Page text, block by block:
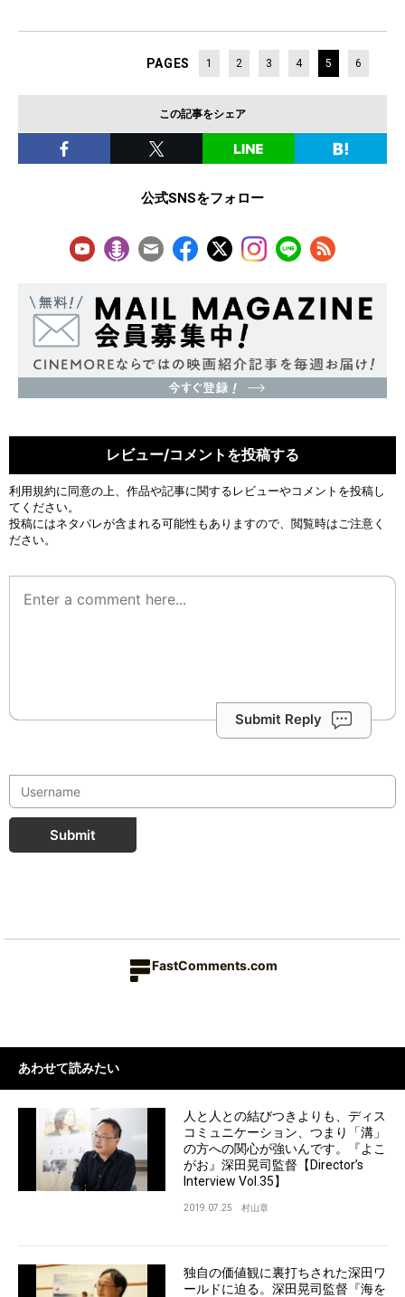
PAGES 1 2 3 4 5 6
この記事をシェア
公式SNSをフォロー
レビュー/コメントを投稿する
利用規約に同意の上、作品や記事に関するレビューやコメントを投稿し
てください。
投稿にはネタバレが含まれる可能性もありますので、閲覧時はご注意く
ださい。
Submit Reply
Submit
FastComments.com
あわせて読みたい
人と人との結びつきよりも、ディス
コミュニケーション、つまり「溝」
の方への関心が強いんです。『よこ
がお』深田晃司監督【Director’s
Interview Vol.35】
2019.07.25 村山章
独自の価値観に裏打ちされた深田ワ
ールドに迫る。深田晃司監督『海を